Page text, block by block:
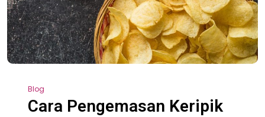
Blog
Cara Pengemasan Keripik